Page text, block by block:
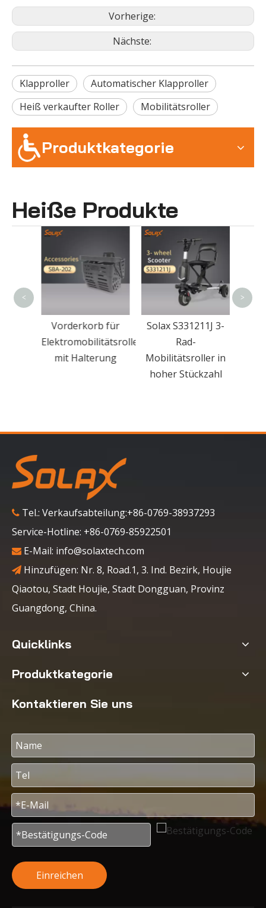
Vorherige:
Nächste:
Klapproller
Automatischer Klapproller
Heiß verkaufter Roller
Mobilitätsroller
Produktkategorie
Heiße Produkte
Vorderkorb für
Elektromobilitätsroller
mit Halterung
Solax S331211J 3-
Rad-
Mobilitätsroller in
hoher Stückzahl
< >
 Tel.: Verkaufsabteilung:+86-0769-38937293
Service-Hotline: +86-0769-85922501
 E-Mail: info@solaxtech.com
 Hinzufügen: Nr. 8, Road.1, 3. Ind. Bezirk, Houjie
Qiaotou, Stadt Houjie, Stadt Dongguan, Provinz
Guangdong, China.
Quicklinks
Produktkategorie
Kontaktieren Sie uns
Einreichen